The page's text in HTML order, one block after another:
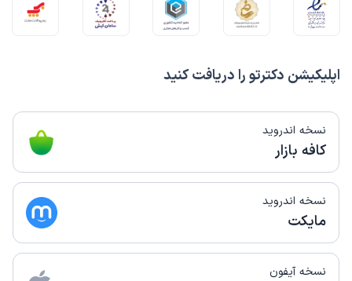
اپلیکیشن دکترتو را دریافت کنید
نسخه اندروید
کافه بازار
نسخه اندروید
مایکت
نسخه آیفون